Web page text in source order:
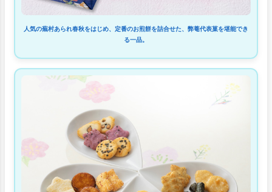
人気の蕪村あられ春秋をはじめ、定番のお煎餅を詰合せた、弊菴代表菓を堪能でき
る一品。